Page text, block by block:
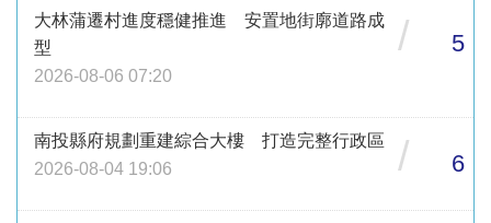
大林蒲遷村進度穩健推進 安置地街廓道路成
型
2026-08-06 07:20
/ 5
南投縣府規劃重建綜合大樓 打造完整行政區
2026-08-04 19:06
/ 6